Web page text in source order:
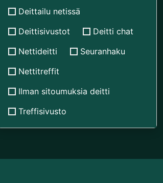
Deittailu netissä
Deittisivustot
Deitti chat
Nettideitti
Seuranhaku
Nettitreffit
Ilman sitoumuksia deitti
Treffisivusto